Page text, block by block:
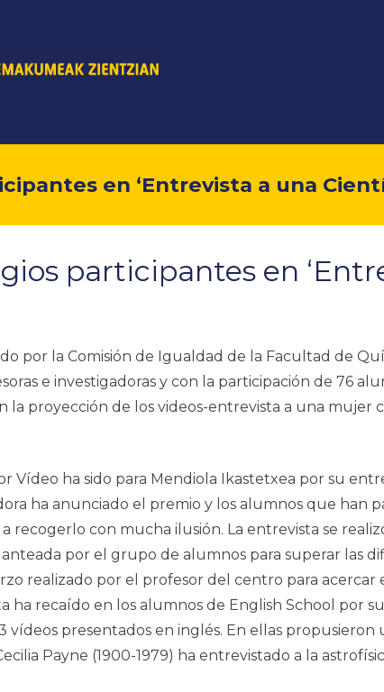
en ‘Entrevista a una
participantes en
por la Comisión de Igualdad de la Facultad de
e investigadoras y con la participación de 76
la proyección de los videos-entrevista a una mujer
Vídeo ha sido para Mendiola Ikastetxea por su
ha anunciado el premio y los alumnos que han
recogerlo con mucha ilusión. La entrevista se
por el grupo de alumnos para superar las
realizado por el profesor del centro para
ha recaído en los alumnos de English School por
vídeos presentados en inglés. En ellas
Payne (1900-1979) ha entrevistado a la